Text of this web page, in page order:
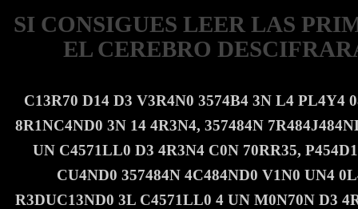
SI CONSIGUES LEER LAS
EL CEREBRO
C13R70 D14 D3 V3R4N0 3574B4 3N L4 PL4Y4
8R1NC4ND0 3N 14 4R3N4, 357484N
UN C4571LL0 D3 4R3N4 C0N 70RR35,
CU4ND0 357484N 4C484ND0 V1N0 UN4
R3DUC13ND0 3L C4571LL0 4 UN M0N70N D3